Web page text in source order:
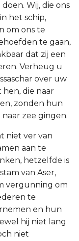
Wij, die ons
het schip,
om ons te
te gaan,
dat zij een
Verheug u
over uw
die naar
zonden hun
zee gingen.
niet ver van
aan te
hetzelfde is
van Aser,
vergunning om
te
en hun
hij niet lang
niet